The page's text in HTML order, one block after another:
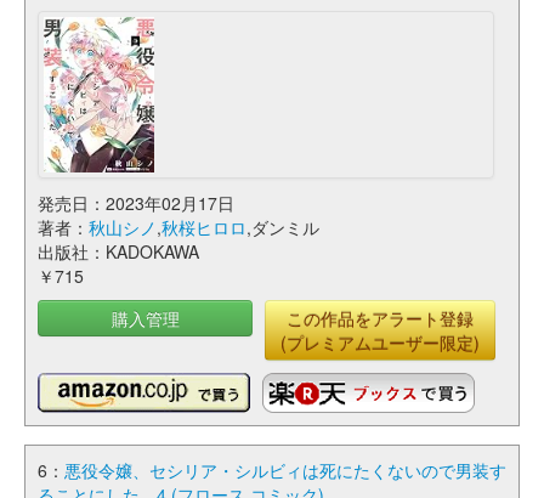
発売日：2023年02月17日
著者： 秋山シノ ,秋桜ヒロロ,ダンミル
出版社：KADOKAWA
￥715
購入管理
この作品をアラート登録
(プレミアムユーザー限定)
6： 悪役令嬢、セシリア・シルビィは死にたくないので男装す